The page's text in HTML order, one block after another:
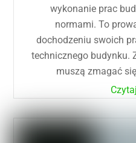
wykonanie prac
normami. To
dochodzeniu swoich
technicznego budynku.
muszą zmagać